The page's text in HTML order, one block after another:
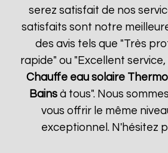
serez satisfait de nos
satisfaits sont notre
des avis tels que "Très
rapide" ou "Excellent
Chauffe eau solaire
Bainsà tous". Nous
vous offrir le même
exceptionnel. N'hésitez